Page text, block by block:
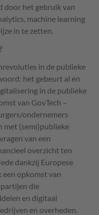
door het gebruik van
machine learning
in te zetten.
in de publieke
het gebeurt al en
in de publieke
van GovTech –
ondernemers
met (semi)publieke
van een
overzicht ten
dankzij Europese
een opkomst van
die
en digitaal
en overheden.